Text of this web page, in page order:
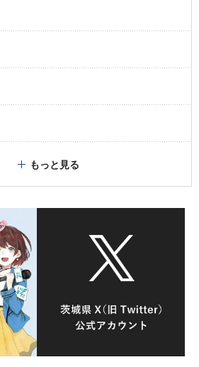
もっと見る